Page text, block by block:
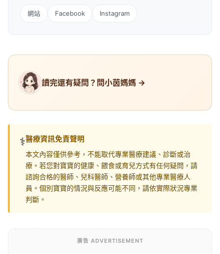
網站 Facebook Instagram
讀完還有疑問？問小茵媽媽 →
⚕️醫療資訊免責聲明
本文內容僅供參考，不能取代專業醫療建議、診斷或治
療。若您對寶寶的健康、餵食或育兒方式有任何疑問，請
諮詢合格的醫師、兒科醫師、營養師或其他專業醫療人
員。個別寶寶的情況與反應可能不同，請依實際狀況專業
判斷。
廣告 ADVERTISEMENT